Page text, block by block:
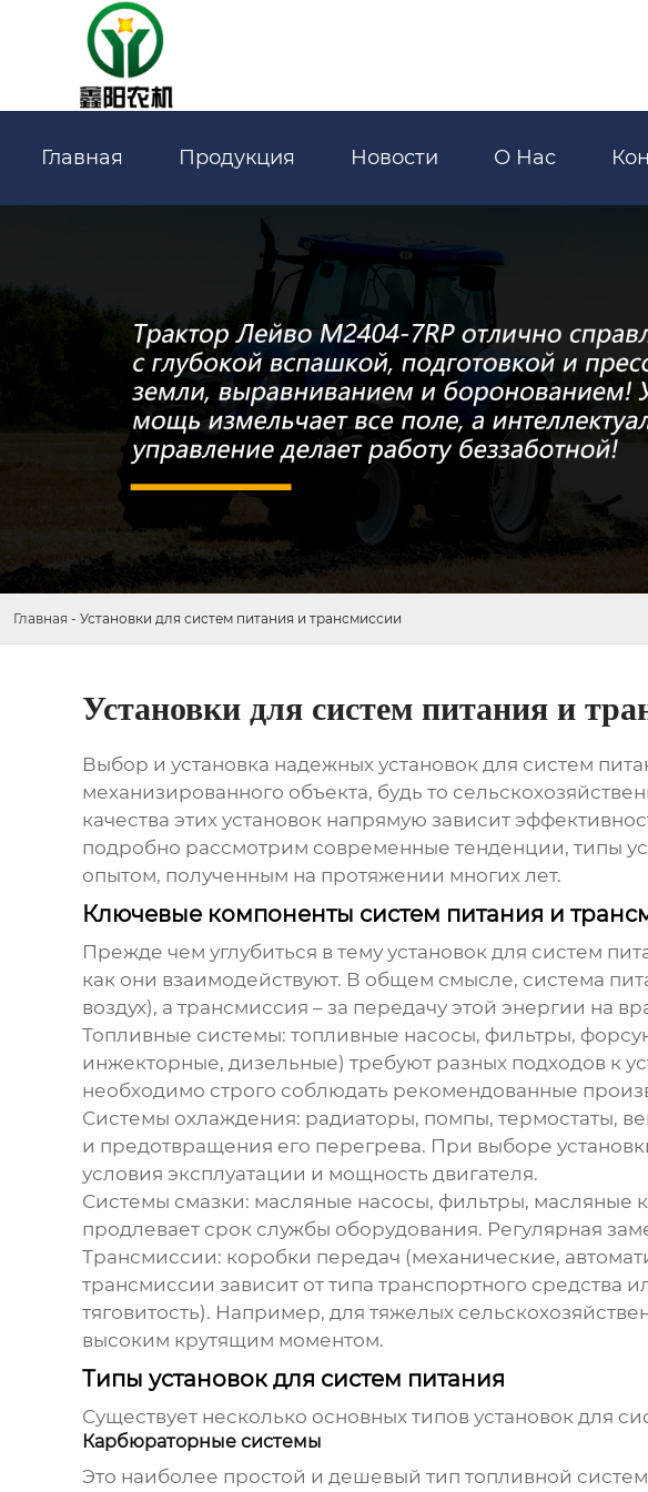
Главная Продукция Новости О Нас
Главная - Установки для систем питания и трансмиссии
Установки для систем питания и
Выбор и установка надежных установок для систем
механизированного объекта, будь то
качества этих установок напрямую зависит
подробно рассмотрим современные тенденции, типы
опытом, полученным на протяжении многих лет.
Ключевые компоненты систем питания и
Прежде чем углубиться в тему установок для систем
как они взаимодействуют. В общем смысле, система
воздух), а трансмиссия – за передачу этой энергии на
Топливные системы: топливные насосы, фильтры,
инжекторные, дизельные) требуют разных подходов к
необходимо строго соблюдать рекомендованные
Системы охлаждения: радиаторы, помпы, термостаты,
и предотвращения его перегрева. При выборе
условия эксплуатации и мощность двигателя.
Системы смазки: масляные насосы, фильтры, масляные
продлевает срок службы оборудования. Регулярная
Трансмиссии: коробки передач (механические,
трансмиссии зависит от типа транспортного средства
тяговитость). Например, для тяжелых
высоким крутящим моментом.
Типы установок для систем питания
Существует несколько основных типов установок для
Карбюраторные системы
Это наиболее простой и дешевый тип топливной